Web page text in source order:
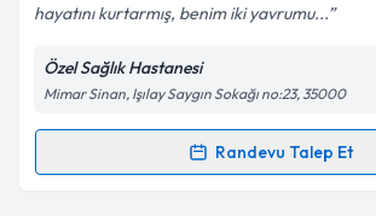
Kişisel verilerimin işlenmesine ilişkin
Metni'ni okudum ve kişisel
kapsamda işlenmesini kabul
hayatını kurtarmış, benim iki yavrumu...
Özel Sağlık Hastanesi
Mimar Sinan, Işılay Saygın Sokağı no:23, 35000
Randevu Talep Et
Randevu Takvimi Talebi